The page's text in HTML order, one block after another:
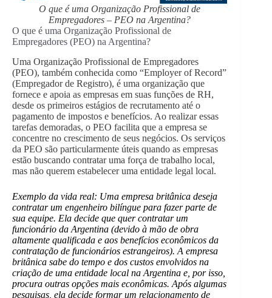
O que é uma Organização Profissional de
Empregadores – PEO na Argentina?
O que é uma Organização Profissional de
Empregadores (PEO) na Argentina?
Uma Organização Profissional de Empregadores
(PEO), também conhecida como “Employer of Record”
(Empregador de Registro), é uma organização que
fornece e apoia as empresas em suas funções de RH,
desde os primeiros estágios de recrutamento até o
pagamento de impostos e benefícios. Ao realizar essas
tarefas demoradas, o PEO facilita que a empresa se
concentre no crescimento de seus negócios. Os serviços
da PEO são particularmente úteis quando as empresas
estão buscando contratar uma força de trabalho local,
mas não querem estabelecer uma entidade legal local.
Exemplo da vida real: Uma empresa britânica deseja
contratar um engenheiro bilíngue para fazer parte de
sua equipe. Ela decide que quer contratar um
funcionário da Argentina (devido à mão de obra
altamente qualificada e aos benefícios econômicos da
contratação de funcionários estrangeiros). A empresa
britânica sabe do tempo e dos custos envolvidos na
criação de uma entidade local na Argentina e, por isso,
procura outras opções mais econômicas. Após algumas
pesquisas, ela decide formar um relacionamento de